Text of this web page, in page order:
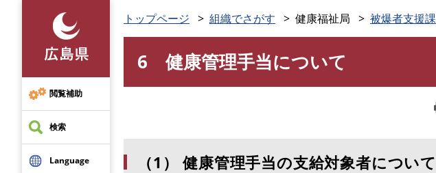
先
頭
で
す
閲覧補助
検索
Language
トップページ 組織でさがす 健康福祉局 被爆者支援課
6 健康管理手当について
（1） 健康管理手当の支給対象者について